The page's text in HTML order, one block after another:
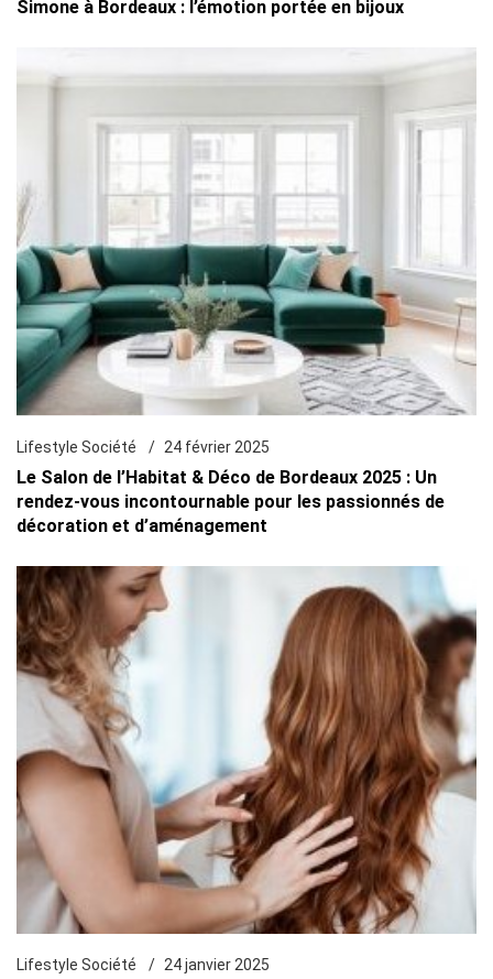
Simone à Bordeaux : l’émotion portée en bijoux
Lifestyle Société 24 février 2025
Le Salon de l’Habitat & Déco de Bordeaux 2025 : Un
rendez-vous incontournable pour les passionnés de
décoration et d’aménagement
Lifestyle Société 24 janvier 2025